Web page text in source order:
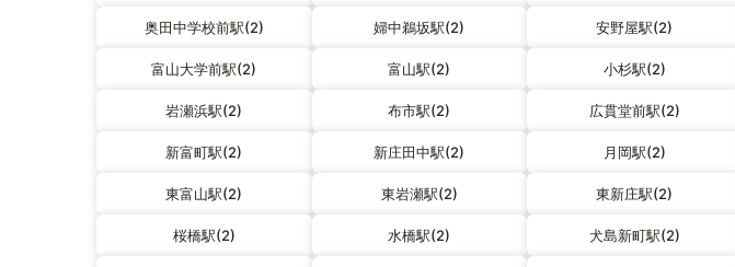
奥田中学校前駅(2) 婦中鵜坂駅(2) 安野屋駅(2)
富山大学前駅(2) 富山駅(2) 小杉駅(2)
岩瀬浜駅(2) 布市駅(2) 広貫堂前駅(2)
新富町駅(2) 新庄田中駅(2) 月岡駅(2)
東富山駅(2) 東岩瀬駅(2) 東新庄駅(2)
桜橋駅(2) 水橋駅(2) 犬島新町駅(2)